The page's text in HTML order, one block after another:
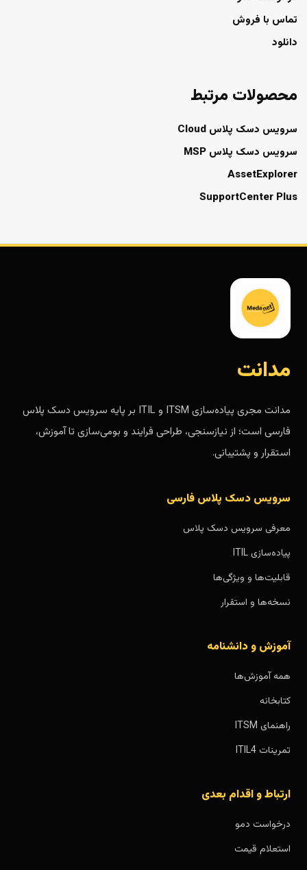
تماس با فروش
دانلود
محصولات مرتبط
سرویس دسک پلاس Cloud
سرویس دسک پلاس MSP
AssetExplorer
SupportCenter Plus
مدانت
مدانت مجری پیاده‌سازی ITSM و ITIL بر پایه سرویس دسک پلاس
فارسی است؛ از نیازسنجی، طراحی فرایند و بومی‌سازی تا آموزش،
استقرار و پشتیبانی.
سرویس دسک پلاس فارسی
معرفی سرویس دسک پلاس
پیاده‌سازی ITIL
قابلیت‌ها و ویژگی‌ها
نسخه‌ها و استقرار
آموزش و دانشنامه
همه آموزش‌ها
کتابخانه
راهنمای ITSM
تمرینات ITIL4
ارتباط و اقدام بعدی
درخواست دمو
استعلام قیمت